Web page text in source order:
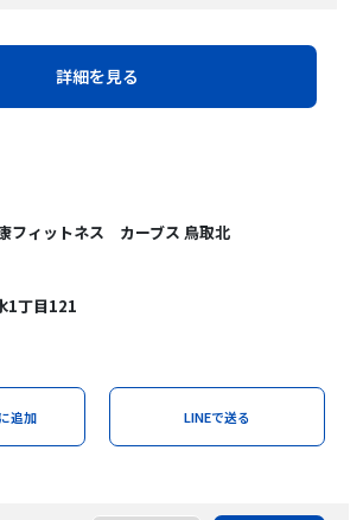
詳細を見る
フィットネス カーブス 鳥取北
1丁目121
追加 LINEで送る